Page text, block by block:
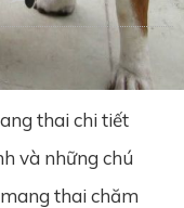
thai chi tiết
và những chú
thai chăm